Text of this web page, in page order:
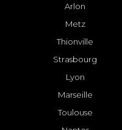
Arlon
Metz
Thionville
Strasbourg
Lyon
Marseille
Toulouse